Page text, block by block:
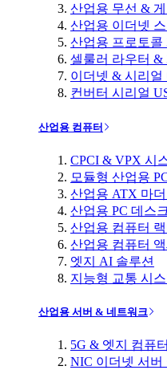
산업용 무선 & 게
산업용 이더넷
산업용 프로토콜
셀룰러 라우터 &
이더넷 & 시리얼
컨버터 시리얼
산업용 컴퓨터
CPCI & VPX 시
모듈형 산업용
산업용 ATX 마
산업용 PC 데스
산업용 컴퓨터
산업용 컴퓨터 액
엣지 AI 솔루션
지능형 교통 시
산업용 서버 & 네트워크
5G & 엣지 컴퓨
NIC 이더넷 서버